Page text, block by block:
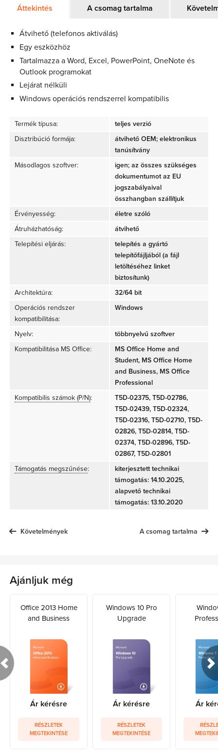
Áttekintés A csomag tartalma
Átvihető (telefonos aktiválás)
Egy eszközhöz
Tartalmazza a Word, Excel, PowerPoint, OneNote és
Outlook programokat
Lejárat nélküli
Windows operációs rendszerrel kompatibilis
Termék típusa:
teljes verzió
Disztribúció formája:
átvihető OEM; elektronikus
tanúsítvány
Másodlagos szoftver:
igen; az összes szükséges
dokumentumot az EU
jogszabályaival
összhangban szállítjuk
Érvényesség:
életre szóló
Átruházhatóság:
átvihető
Telepítési eljárás:
telepítés a gyártó
telepítőfájljából (a fájl
letöltéséhez linket
biztosítunk)
Architektúra:
32/64 bit
Operációs rendszer
kompatibilitása:
Windows
Nyelv:
többnyelvű szoftver
Kompatibilitása MS Office:
MS Office Home and
Student, MS Office Home
and Business, MS Office
Professional
Kompatibilis számok (P/N):
T5D-02375, T5D-02786,
T5D-02439, T5D-02324,
T5D-02316, T5D-02710, T5D-
02826, T5D-02814, T5D-
02374, T5D-02896, T5D-
02867, T5D-02801
Támogatás megszűnése:
kiterjesztett technikai
támogatás: 14.10.2025,
alapvető technikai
támogatás: 13.10.2020
Követelmények A csomag tartalma
Ajánljuk még
Office 2013 Home
and Business
Ár kérésre
RÉSZLETEK
MEGTEKINTÉSE
Windows 10 Pro
Upgrade
Ár kérésre
RÉSZLETEK
MEGTEKINTÉSE
Ár